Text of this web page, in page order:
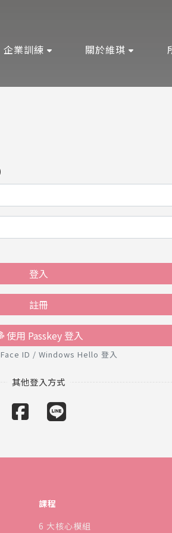
企業訓練 關於維琪
登入
註冊
使用 Passkey 登入
ID / Windows Hello 登入
課程
6 大核心模組